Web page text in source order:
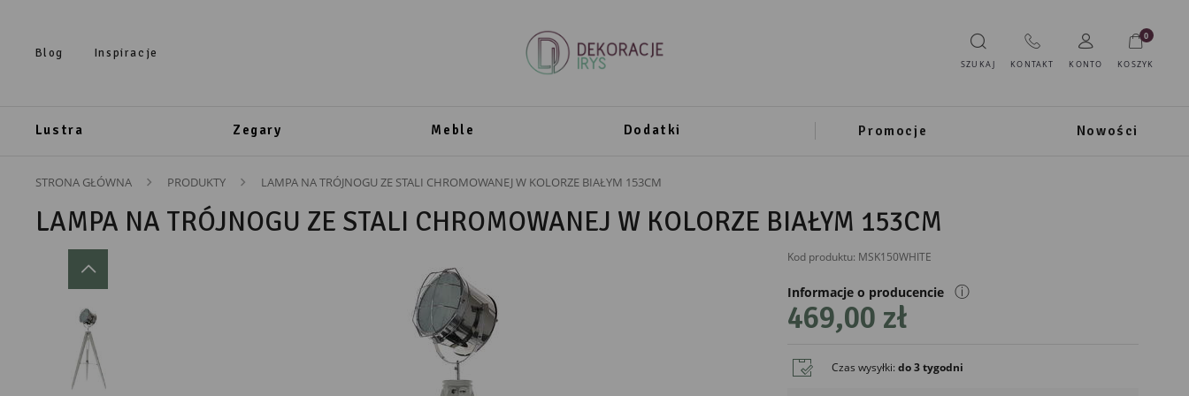
Blog Inspiracje
SZUKAJ KONTAKT KONTO KOSZYK
0
Lustra Zegary Meble Dodatki Promocje Nowości
STRONA GŁÓWNA PRODUKTY LAMPA NA TRÓJNOGU ZE STALI CHROMOWANEJ W KOLORZE BIAŁYM 153CM
LAMPA NA TRÓJNOGU ZE STALI CHROMOWANEJ W KOLORZE BIAŁYM 153CM
Kod produktu: MSK150WHITE
Informacje o producencie
Prezent Marek Sikorski
ⓘ
469,00 zł
Czas wysyłki:do 3 tygodni